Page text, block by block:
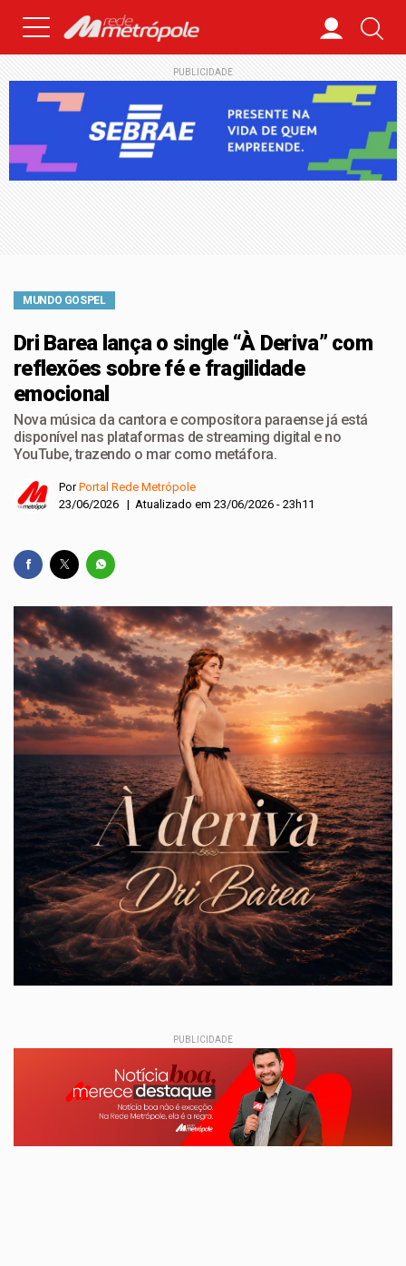
PUBLICIDADE
MUNDO GOSPEL
Dri Barea lança o single “À Deriva” com
reflexões sobre fé e fragilidade
emocional
Nova música da cantora e compositora paraense já está
disponível nas plataformas de streaming digital e no
YouTube, trazendo o mar como metáfora.
PorPortal Rede Metrópole
23/06/2026 | Atualizado em 23/06/2026 - 23h11
PUBLICIDADE